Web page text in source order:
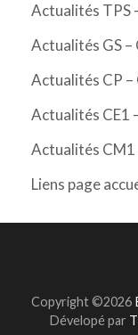
Actualités TPS
Actualités GS –
Actualités CP –
Actualités CE1
Actualités CM1
Liens page
Copyright ©2026
Dévelopé par